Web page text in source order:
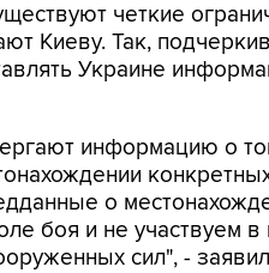
четкие
Киеву. Так,
Украине
информацию о
о
боя и не участвуем
сил", -